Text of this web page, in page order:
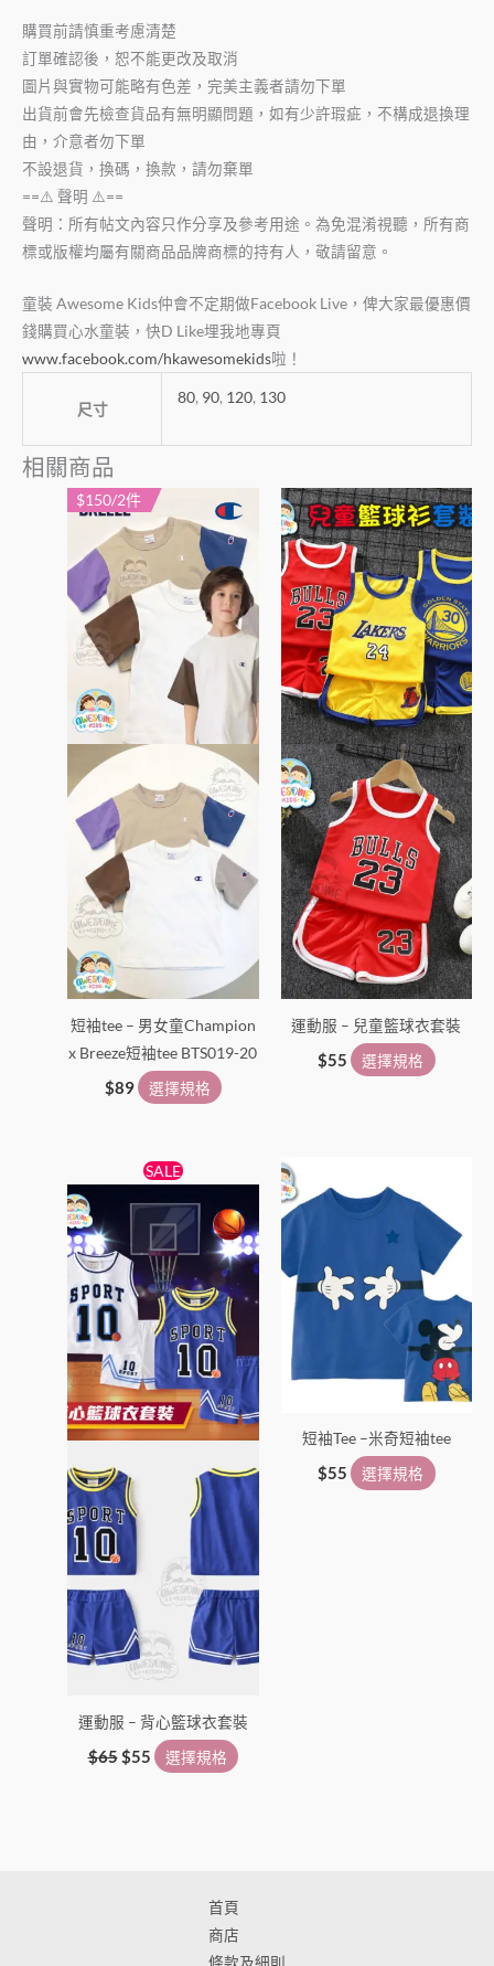
購買前請慎重考慮清楚
訂單確認後，恕不能更改及取消
圖片與實物可能略有色差，完美主義者請勿下單
出貨前會先檢查貨品有無明顯問題，如有少許瑕疵，不構成退換理
由，介意者勿下單
不設退貨，換碼，換款，請勿棄單
==⚠️ 聲明 ⚠️==
聲明：所有帖文內容只作分享及參考用途。為免混淆視聽，所有商
標或版權均屬有關商品品牌商標的持有人，敬請留意。
童裝 Awesome Kids仲會不定期做Facebook Live，俾大家最優惠價
錢購買心水童裝，快D Like埋我地專頁
www.facebook.com/hkawesomekids啦！
尺寸
80, 90, 120, 130
相關商品
$150/2件
短袖tee – 男女童Champion
x Breeze短袖tee BTS019-20
$89 選擇規格
此
產
有
多
種
式。
在
產
品
頁
面
選
擇
項
運動服 – 兒童籃球衣套裝
$55 選擇規格
此
產
品
有
多
種
款
式。
可
在
產
品
頁
面
選
擇
選
項
SALE
運動服 – 背心籃球衣套裝
$65
始
價
格：
$65。
$55
目
前
價
格：
$55。
選擇規格
品
有
多
種
式。
可
在
產
品
頁
面
選
選
項
短袖Tee –米奇短袖tee
$55 選擇規格
品
有
多
種
款
式。
可
產
品
首頁
商店